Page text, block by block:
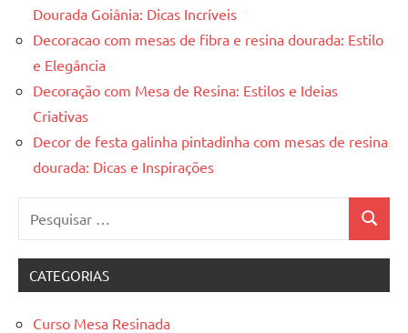
Dourada Goiânia: Dicas Incríveis
Decoracao com mesas de fibra e resina dourada: Estilo
e Elegância
Decoração com Mesa de Resina: Estilos e Ideias
Criativas
Decor de festa galinha pintadinha com mesas de resina
dourada: Dicas e Inspirações
CATEGORIAS
Curso Mesa Resinada